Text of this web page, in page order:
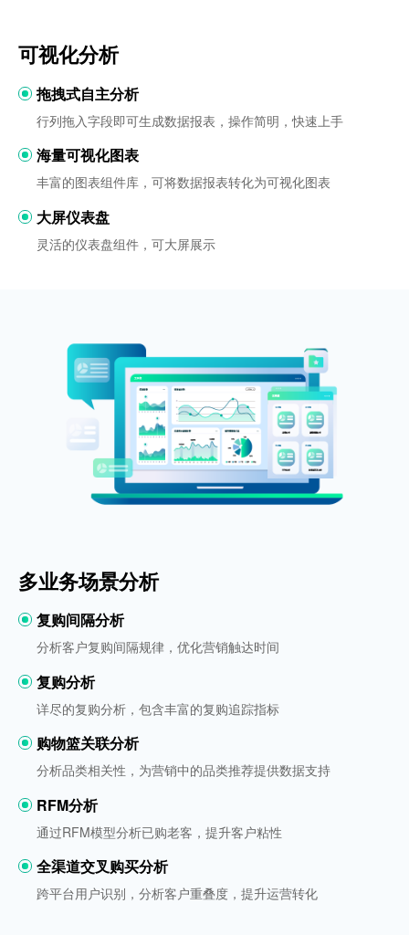
可视化分析
拖拽式自主分析
行列拖入字段即可生成数据报表，操作简明，快速上手
海量可视化图表
丰富的图表组件库，可将数据报表转化为可视化图表
大屏仪表盘
灵活的仪表盘组件，可大屏展示
多业务场景分析
复购间隔分析
分析客户复购间隔规律，优化营销触达时间
复购分析
详尽的复购分析，包含丰富的复购追踪指标
购物篮关联分析
分析品类相关性，为营销中的品类推荐提供数据支持
RFM分析
通过RFM模型分析已购老客，提升客户粘性
全渠道交叉购买分析
跨平台用户识别，分析客户重叠度，提升运营转化